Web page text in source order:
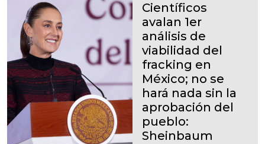
Científicos
avalan 1er
análisis de
viabilidad del
fracking en
México; no se
hará nada sin la
aprobación del
pueblo:
Sheinbaum